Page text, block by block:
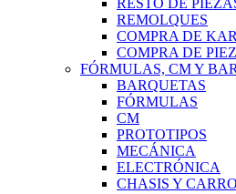
RESTO DE
REMOLQUES
COMPRA DE
COMPRA DE
FÓRMULAS, CM Y
BARQUETAS
FÓRMULAS
CM
PROTOTIPOS
MECÁNICA
ELECTRÓNICA
CHASIS Y